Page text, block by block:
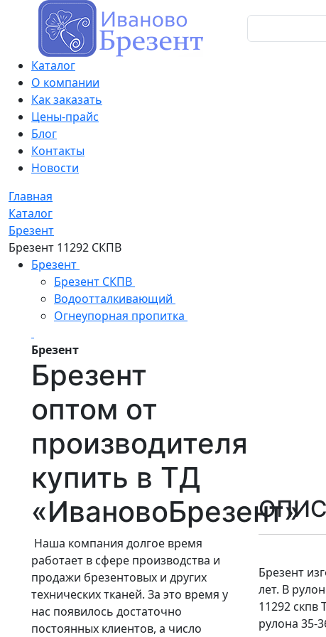
Каталог
О компании
Как заказать
Цены-прайс
Блог
Контакты
Новости
Главная
Каталог
Брезент
Брезент 11292 СКПВ
Брезент
Брезент СКПВ
Водоотталкивающий
Огнеупорная пропитка
Брезент
Брезент
оптом от
производителя
купить в ТД
«ИвановоБрезент»
Наша компания долгое время
работает в сфере производства и
продажи брезентовых и других
технических тканей. За это время у
нас появилось достаточно
постоянных клиентов, а число
Брезент
лет. В
11292 скпв
рулона 35-